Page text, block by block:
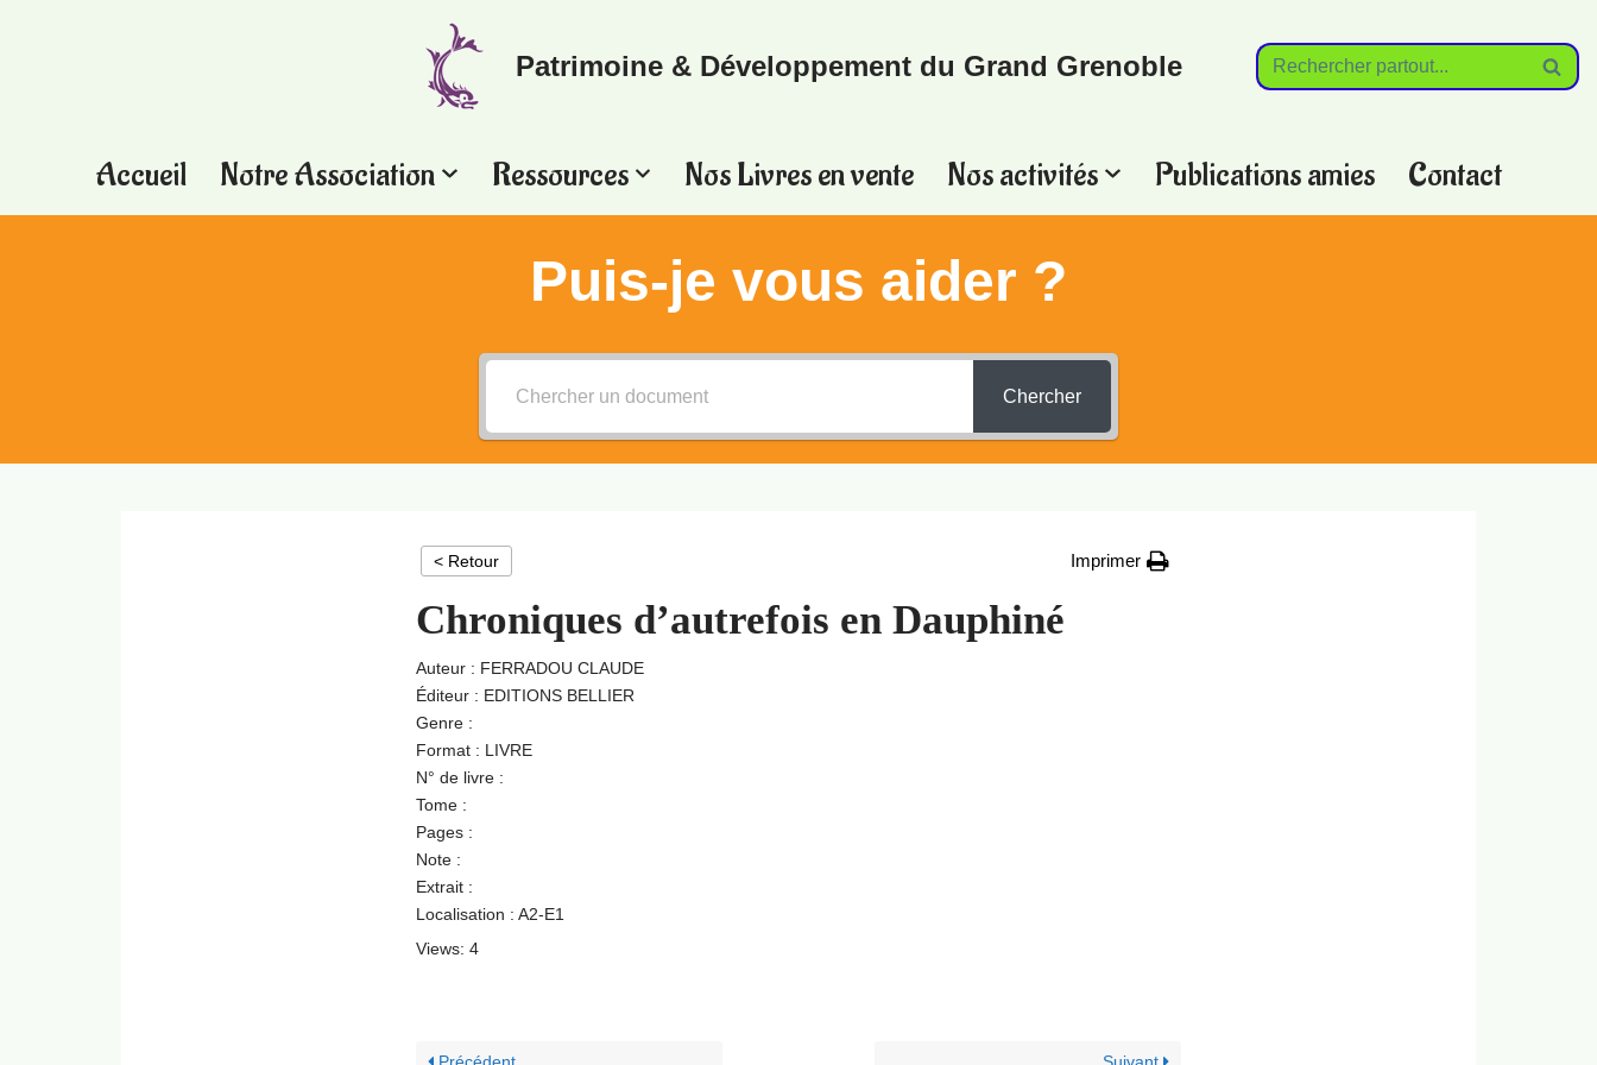
Patrimoine & Développement du Grand Grenoble
Accueil Notre Association Ressources Nos Livres en vente Nos activités Publications amies Contact
Puis-je vous aider ?
Chercher
< Retour Imprimer
Chroniques d’autrefois en Dauphiné
Auteur : FERRADOU CLAUDE
Éditeur : EDITIONS BELLIER
Genre :
Format : LIVRE
N° de livre :
Tome :
Pages :
Note :
Extrait :
Localisation : A2-E1
Views: 4